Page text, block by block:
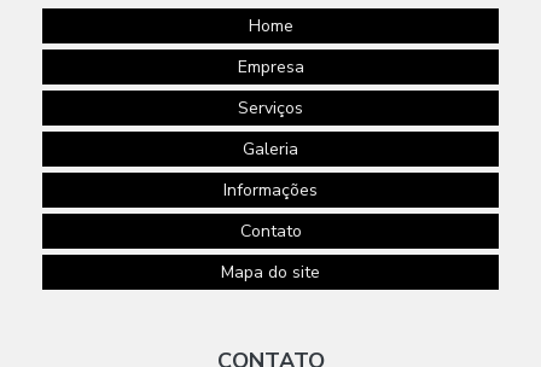
SEGURANÇA
SISTEMA DE
VIGILANCIA E
PATRIMONIAL
Home
Empresa
Serviços
Galeria
Informações
Contato
Mapa do site
CONTATO